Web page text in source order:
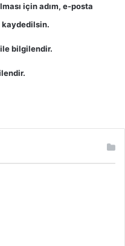
için adım, e-posta
kaydedilsin.
bilgilendir.